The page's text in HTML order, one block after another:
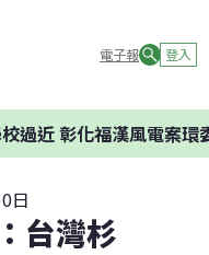
電子報 登入
化福漢風電案環委建議
日
台灣杉